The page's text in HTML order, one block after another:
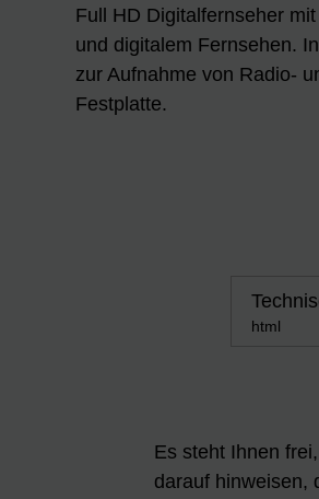
Full HD Digitalfernseher
und digitalem Fernsehen.
zur Aufnahme von Radio-
Festplatte.
html
Es steht Ihnen
darauf hinweisen,